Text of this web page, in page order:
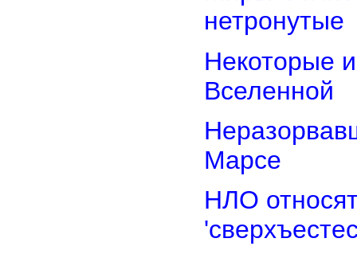
нетронутые
Некоторые
Вселенной
Марсе
НЛО